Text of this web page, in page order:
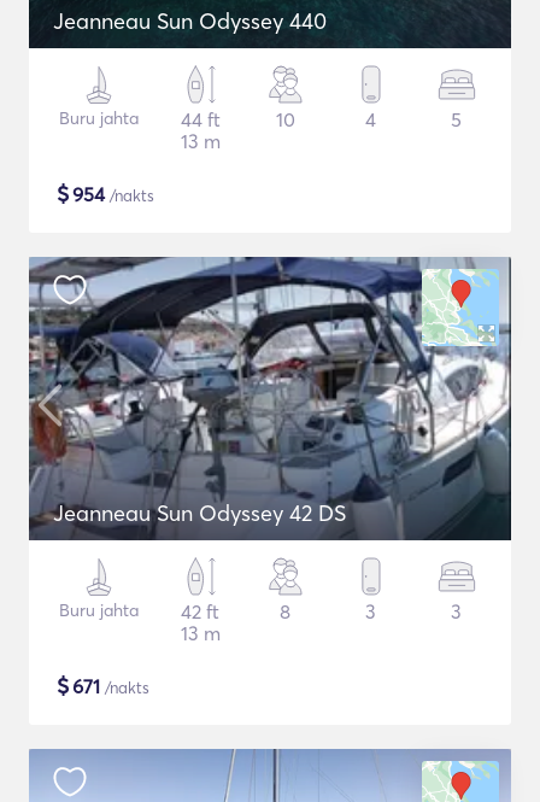
Jeanneau Sun Odyssey 440
Buru jahta
44 ft
13 m
10 4 5
$954/nakts
Jeanneau Sun Odyssey 42 DS
Buru jahta
42 ft
13 m
8 3 3
$671 /nakts